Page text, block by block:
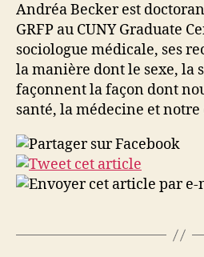
Andréa Becker est
GRFP au CUNY Graduate
sociologue médicale, ses
la manière dont le sexe, la
façonnent la façon dont
santé, la médecine et notre